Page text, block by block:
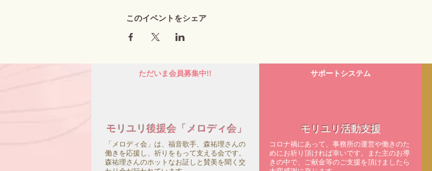
このイベントをシェア
ただいま会員募集中!!
モリユリ後援会「メロディ会」
「メロディ会」は、福音歌手、森祐理さんの
働きを応援し、祈りをもって支える会です。
森祐理さんのホットなお証しと賛美を聞く交
サポートシステム
モリユリ活動支援
コロナ禍にあって、事務所の運営や働きのた
めにお祈り頂ければ幸いです。また主のお導
きの中で、ご献金等のご支援を頂けましたら